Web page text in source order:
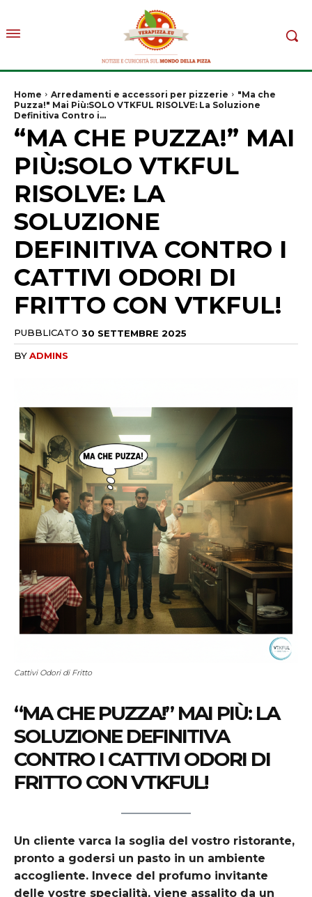
Home Arredamenti e accessori per pizzerie
"Ma che
Puzza!" Mai Più:SOLO VTKFUL RISOLVE: La Soluzione
Definitiva Contro i...
“MA CHE PUZZA!” MAI
PIÙ:SOLO VTKFUL
RISOLVE: LA
SOLUZIONE
DEFINITIVA CONTRO I
CATTIVI ODORI DI
FRITTO CON VTKFUL!
PUBBLICATO 30 SETTEMBRE 2025
BYADMINS
Cattivi Odori di Fritto
“MA CHE PUZZA!” MAI PIÙ: LA
SOLUZIONE DEFINITIVA
CONTRO I CATTIVI ODORI DI
FRITTO CON VTKFUL!
Un cliente varca la soglia del vostro ristorante,
pronto a godersi un pasto in un ambiente
accogliente. Invece del profumo invitante
delle vostre specialità, viene assalito da un